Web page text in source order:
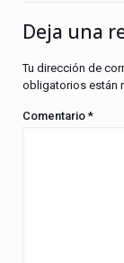
Deja una
Tu dirección de
obligatorios están
Comentario *